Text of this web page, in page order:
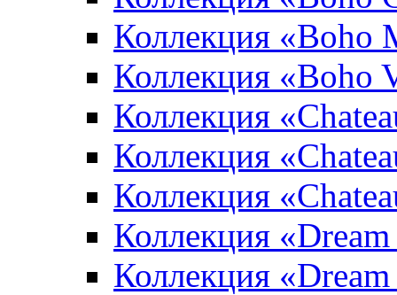
Коллекция «Boho
Коллекция «Boho
Коллекция
Коллекция
Коллекция
Коллекция
Коллекция